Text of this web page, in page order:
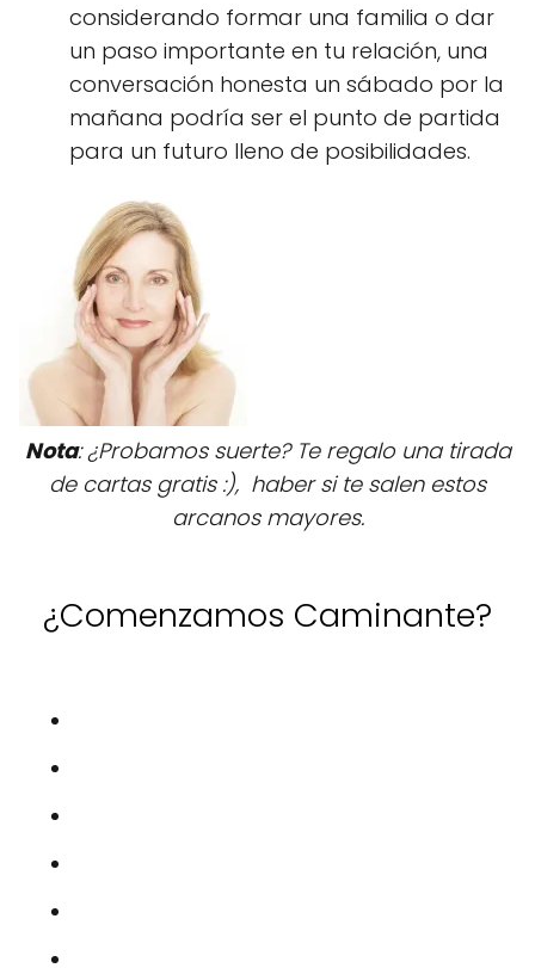
considerando formar una familia o dar
un paso importante en tu relación, una
conversación honesta un sábado por la
mañana podría ser el punto de partida
para un futuro lleno de posibilidades.
Nota: ¿Probamos suerte? Te regalo una tirada
de cartas gratis :), haber si te salen estos
arcanos mayores.
¿Comenzamos Caminante?